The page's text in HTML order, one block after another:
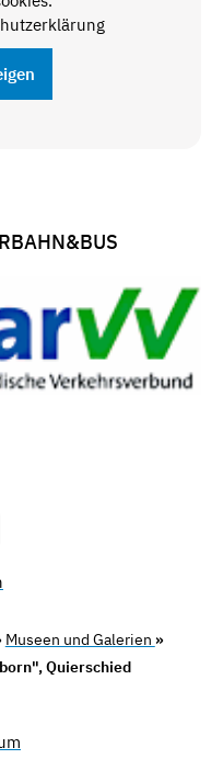
Museen und Galerien »
Quierschied